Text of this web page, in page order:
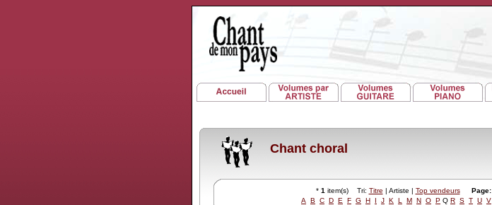
Chant choral
* 1 item(s) Tri: Titre | Artiste | Top vendeurs Page:
A
B C D E F G H I J K L M N O P Q R S T U V